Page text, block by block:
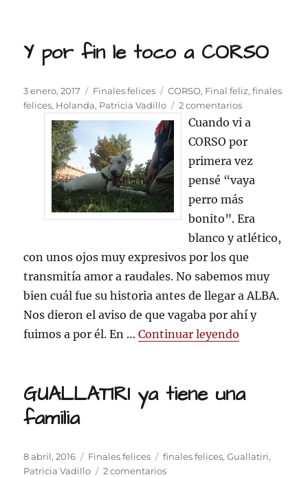
Y por fin le toco a CORSO
Publicado
el
3 enero, 2017 Categorías
Finales felices Etiquetas
CORSO, Final feliz,finales
felices, Holanda, Patricia Vadillo 2 comentariosen
Y
fin
le
toco
CORSO
Cuando vi a
CORSO por
primera vez
pensé “vaya
perro más
bonito”. Era
blanco y atlético,
con unos ojos muy expresivos por los que
transmitía amor a raudales. No sabemos muy
bien cuál fue su historia antes de llegar a ALBA.
Nos dieron el aviso de que vagaba por ahí y
fuimos a por él. En …Continuar leyendo
GUALLATIRI ya tiene una
familia
Publicado
el
8 abril, 2016 Categorías
Finales felices Etiquetas
finales felices,Guallatiri,
Patricia Vadillo
2 comentariosen